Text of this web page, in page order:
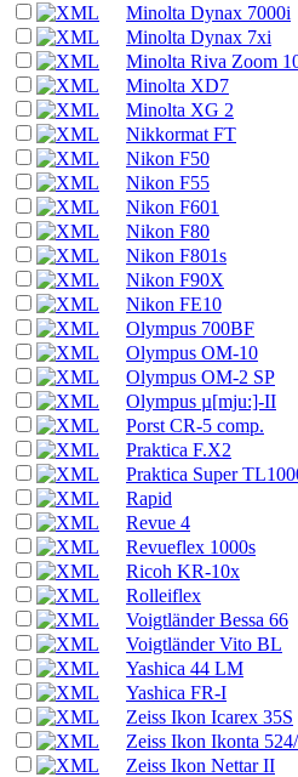
Minolta Dynax 7000i
Minolta Dynax 7xi
Minolta Riva Zoom
Minolta XD7
Minolta XG 2
Nikkormat FT
Nikon F50
Nikon F55
Nikon F601
Nikon F80
Nikon F801s
Nikon F90X
Nikon FE10
Olympus 700BF
Olympus OM-10
Olympus OM-2 SP
Olympus µ[mju:]-II
Porst CR-5 comp.
Praktica F.X2
Praktica Super
Rapid
Revue 4
Revueflex 1000s
Ricoh KR-10x
Rolleiflex
Voigtländer Bessa 66
Voigtländer Vito BL
Yashica 44 LM
Yashica FR-I
Zeiss Ikon Icarex 35S
Zeiss Ikon Ikonta
Zeiss Ikon Nettar II